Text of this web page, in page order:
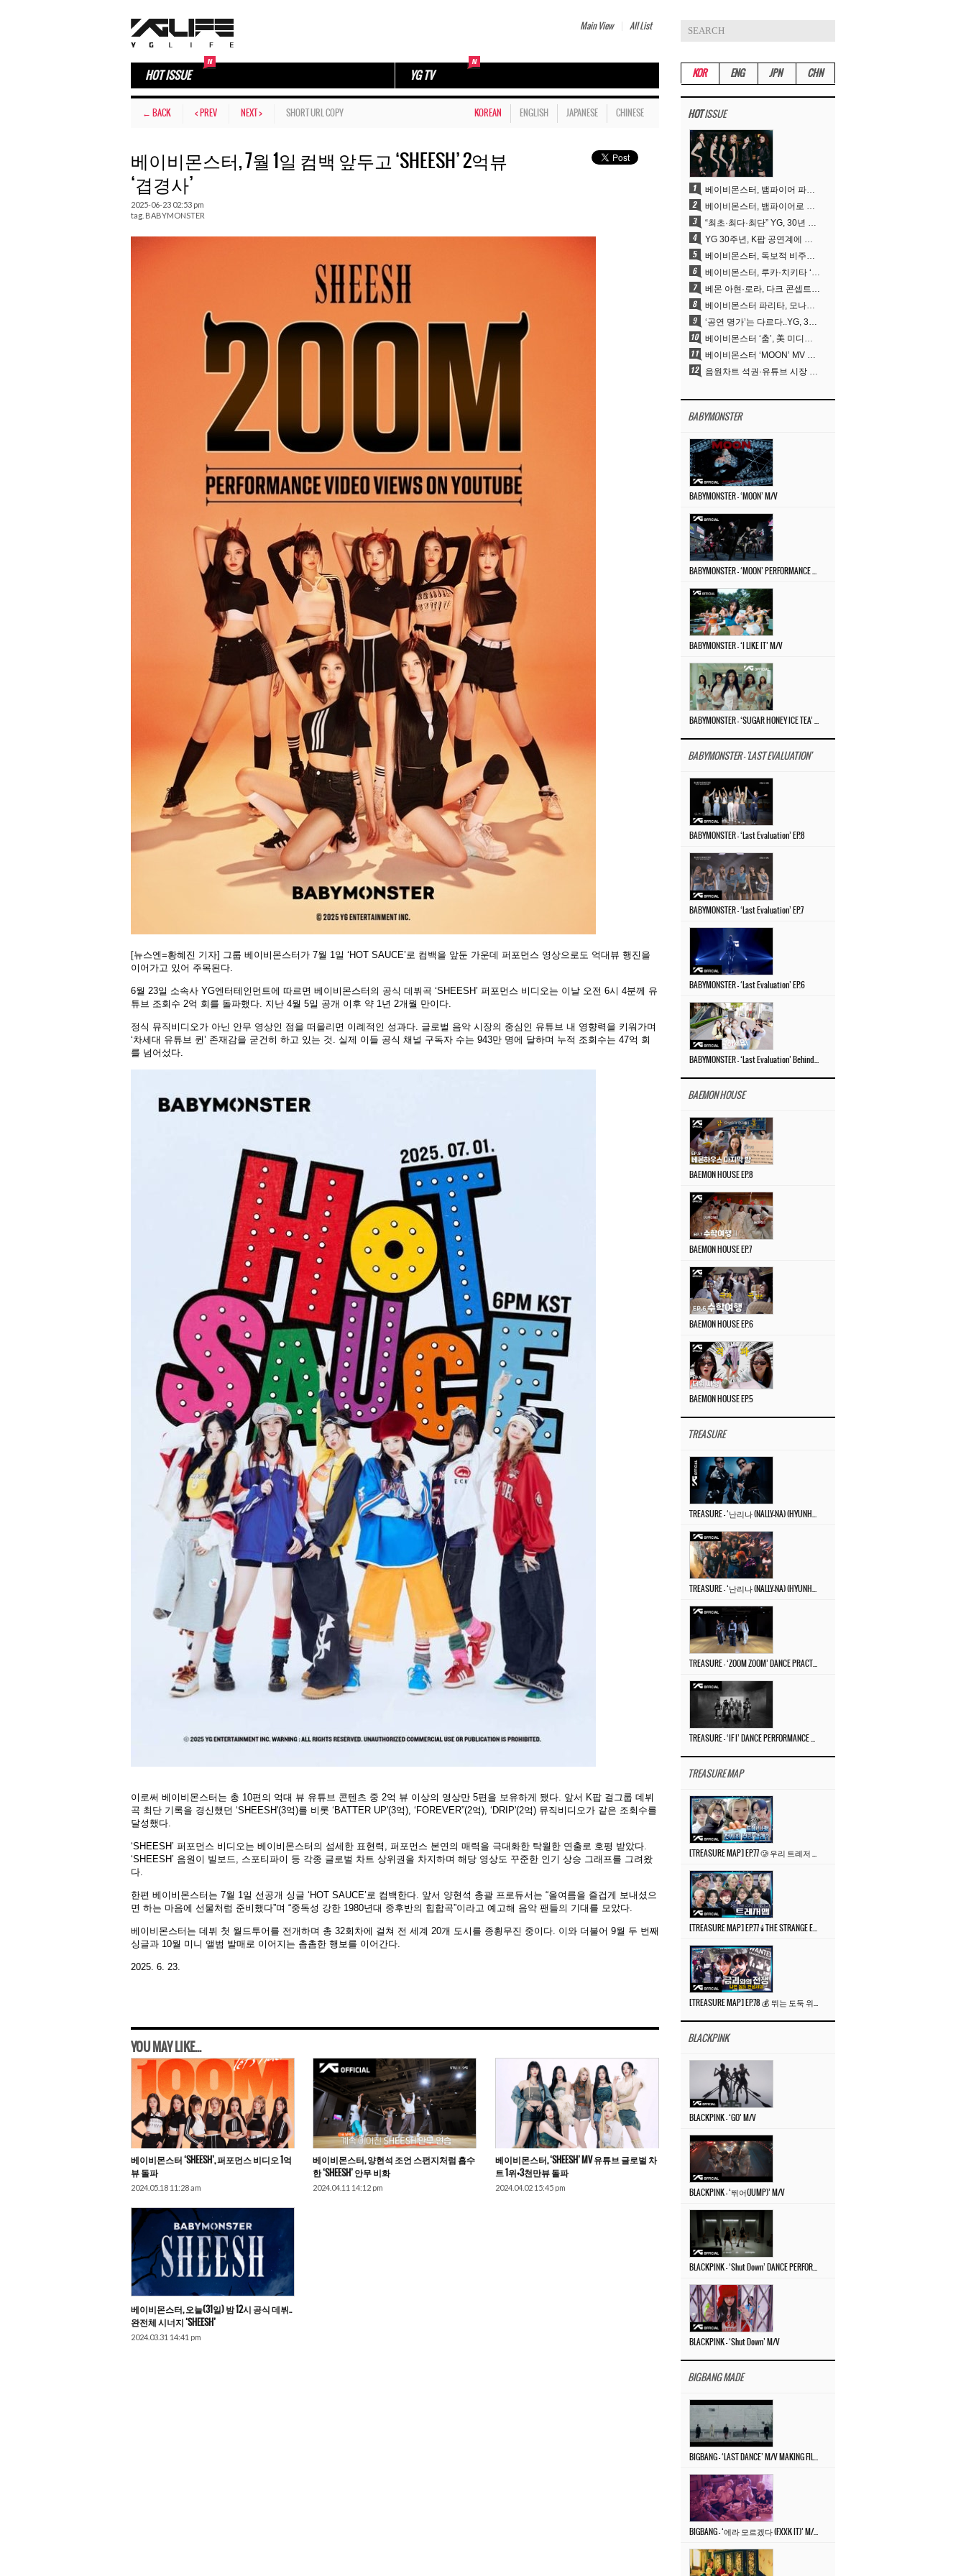
Main View All List
HOT ISSUE YG TV
← BACK < PREV NEXT > SHORT URL COPY KOREAN ENGLISH JAPANESE CHINESE
베이비몬스터, 7월 1일 컴백 앞두고 ‘SHEESH’ 2억뷰
‘겹경사’
2025-06-23 02:53 pm
tag. BABYMONSTER
[뉴스엔=황혜진 기자] 그룹 베이비몬스터가 7월 1일 ‘HOT SAUCE’로 컴백을 앞둔 가운데 퍼포먼스 영상으로도 억대뷰 행진을
이어가고 있어 주목된다.
6월 23일 소속사 YG엔터테인먼트에 따르면 베이비몬스터의 공식 데뷔곡 ‘SHEESH’ 퍼포먼스 비디오는 이날 오전 6시 4분께 유
튜브 조회수 2억 회를 돌파했다. 지난 4월 5일 공개 이후 약 1년 2개월 만이다.
정식 뮤직비디오가 아닌 안무 영상인 점을 떠올리면 이례적인 성과다. 글로벌 음악 시장의 중심인 유튜브 내 영향력을 키워가며
‘차세대 유튜브 퀸’ 존재감을 굳건히 하고 있는 것. 실제 이들 공식 채널 구독자 수는 943만 명에 달하며 누적 조회수는 47억 회
를 넘어섰다.
이로써 베이비몬스터는 총 10편의 억대 뷰 유튜브 콘텐츠 중 2억 뷰 이상의 영상만 5편을 보유하게 됐다. 앞서 K팝 걸그룹 데뷔
곡 최단 기록을 경신했던 ‘SHEESH'(3억)를 비롯 ‘BATTER UP'(3억), ‘FOREVER”(2억), ‘DRIP'(2억) 뮤직비디오가 같은 조회수를
달성했다.
‘SHEESH’ 퍼포먼스 비디오는 베이비몬스터의 섬세한 표현력, 퍼포먼스 본연의 매력을 극대화한 탁월한 연출로 호평 받았다.
‘SHEESH’ 음원이 빌보드, 스포티파이 등 각종 글로벌 차트 상위권을 차지하며 해당 영상도 꾸준한 인기 상승 그래프를 그려왔
다.
한편 베이비몬스터는 7월 1일 선공개 싱글 ‘HOT SAUCE’로 컴백한다. 앞서 양현석 총괄 프로듀서는 “올여름을 즐겁게 보내셨으
면 하는 마음에 선물처럼 준비했다”며 “중독성 강한 1980년대 중후반의 힙합곡”이라고 예고해 음악 팬들의 기대를 모았다.
베이비몬스터는 데뷔 첫 월드투어를 전개하며 총 32회차에 걸쳐 전 세계 20개 도시를 종횡무진 중이다. 이와 더불어 9월 두 번째
싱글과 10월 미니 앨범 발매로 이어지는 촘촘한 행보를 이어간다.
2025. 6. 23.
YOU MAY LIKE...
베이비몬스터 ‘SHEESH’, 퍼포먼스 비디오 1억
뷰 돌파
2024.05.18 11:28 am
베이비몬스터, 양현석 조언 스펀지처럼 흡수
한 ‘SHEESH’ 안무 비화
2024.04.11 14:12 pm
베이비몬스터, ‘SHEESH’ MV 유튜브 글로벌 차
트 1위+3천만뷰 돌파
2024.04.02 15:45 pm
베이비몬스터, 오늘(31일) 밤 12시 공식 데뷔..
완전체 시너지 ‘SHEESH’
2024.03.31 14:41 pm
KOR ENG JPN CHN
HOTISSUE
베이비몬스터, 뱀파이어 파격 변신..유튜브 트렌딩 1위 직행
베이비몬스터, 뱀파이어로 변신…‘MOON’으로 찍은 3개월 프로젝트
“최초·최다·최단” YG, 30년 뚝심이 빚어낸 K팝 투어의 새 지평
YG 30주년, K팝 공연계에 어떤 것을 남겼나
베이비몬스터, 독보적 비주얼과 압도적 소화력..’MOON’
베이비몬스터, 루카·치키타 ‘문’ 비주얼 공개…절제된 카리스마·유니크 비주얼
베몬 아현·로라, 다크 콘셉트 완벽 소화…’문’ 비주얼 포토 공개
베이비몬스터 파리타, 모나리자 눈썹도 완벽 소화‥아사와 강렬 아우라
‘공연 명가’는 다르다..YG, 30년간 축적해 온 ‘경험하는 음악’의 힘
베이비몬스터 ‘춤’, 美 미디어베이스 ‘톱40’ 라디오 차트 35위 첫 진입
베이비몬스터 ‘MOON’ MV 8월 3일 공개..압도적 티저 포스터
음원차트 석권·유튜브 시장 개척… K팝 패러다임 넓힌 ‘서른살 YG’
BABYMONSTER
BABYMONSTER – ‘MOON’ M/V
BABYMONSTER – ‘I LIKE IT’ M/V
BABYMONSTER - 'LAST EVALUATION'
BABYMONSTER – ‘Last Evaluation’ EP.8
BABYMONSTER – ‘Last Evaluation’ EP.7
BABYMONSTER – ‘Last Evaluation’ EP.6
BAEMON HOUSE
BAEMON HOUSE EP.8
BAEMON HOUSE EP.7
BAEMON HOUSE EP.6
BAEMON HOUSE EP.5
TREASURE
TREASURE MAP
BLACKPINK
BLACKPINK – ‘GO’ M/V
BLACKPINK – ‘뛰어(JUMP)’ M/V
BLACKPINK – ‘Shut Down’ M/V
BIGBANG MADE